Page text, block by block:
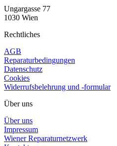
Ungargasse 77
1030 Wien
Rechtliches
AGB
Reparaturbedingungen
Datenschutz
Cookies
Widerrufsbelehrung und -formular
Über uns
Über uns
Impressum
Wiener Reparaturnetzwerk